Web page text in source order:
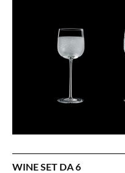
WINE SET DA 6